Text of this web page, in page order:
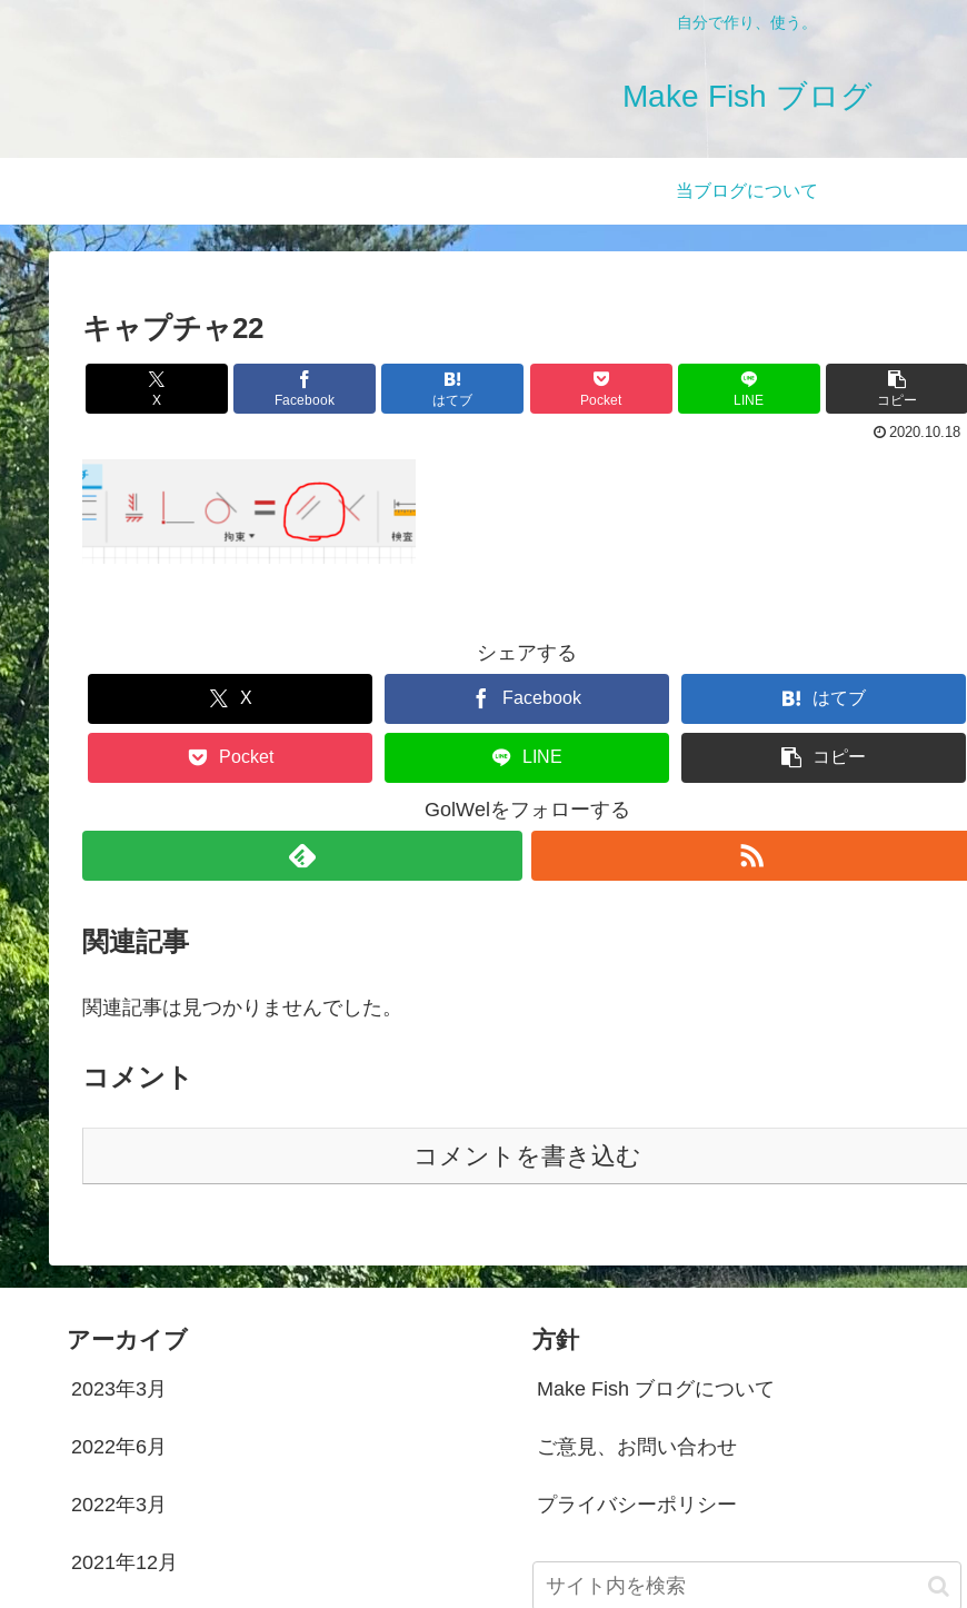
自分で作り、使う。
Make Fish ブログ
当ブログについて
キャプチャ22
X Facebook はてブ Pocket LINE コピー
2020.10.18
シェアする
X Facebook はてブ
Pocket LINE コピー
GolWelをフォローする
関連記事
関連記事は見つかりませんでした。
コメント
コメントを書き込む
アーカイブ
2023年3月
2022年6月
2022年3月
2021年12月
方針
Make Fish ブログについて
ご意見、お問い合わせ
プライバシーポリシー